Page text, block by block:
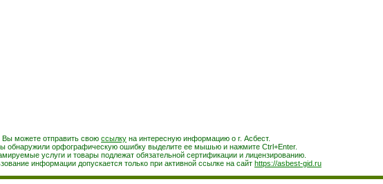
Вы можете отправить свою ссылку на интересную информацию о г. Асбест.
обнаружили орфографическую ошибку выделите ее мышью и нажмите Ctrl+Enter.
услуги и товары подлежат обязательной сертификации и лицензированию.
информации допускается только при активной ссылке на сайт https://asbest-gid.ru